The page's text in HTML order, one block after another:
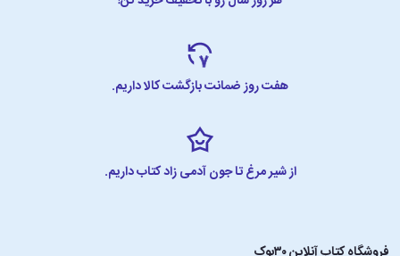
هفت روز ضمانت بازگشت کالا داریم.
از شیر مرغ تا جون آدمی زاد کتاب داریم.